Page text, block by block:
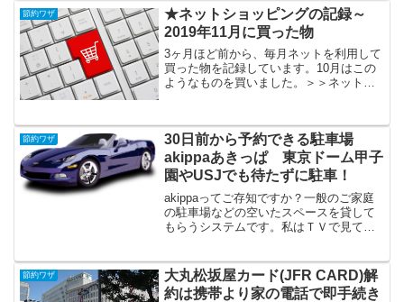
メルカリが安いですが、中には公式サイ
トよりメルカリの方が高い商...
節約ワザ
★ネットショッピングの記録～
2019年11月に買った物
3ヶ月ほど前から、毎月ネットを利用して
買った物を記録しています。10月はこの
ようなものを買いました。＞＞ネットシ
ハイソックスは安くて送料も無料でとて
も良かったで...
節約ワザ
30日前から予約できる駐車場
akippaあきっぱ 東京ドーム甲子
園やUSJでも待たずに駐車！
akippaってご存知ですか？一般のご家庭
の駐車場などの空いたスペースを貸して
もらうシステムです。私はＴＶで見て
が紹介されました。京阪電気鉄道様との
提携の記...
節約ワザ
大丸松坂屋カード(JFR CARD)解
約は携帯より家の電話で即手続き